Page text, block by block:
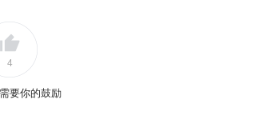
4
要你的鼓励